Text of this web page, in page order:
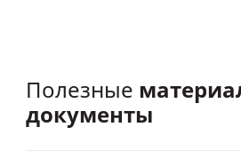
Полезные
документы